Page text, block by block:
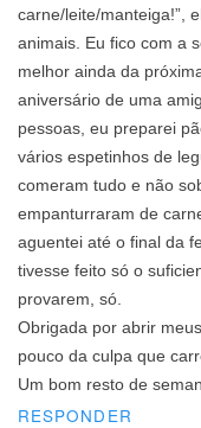
carne/leite/manteiga!”,
animais. Eu fico com a
melhor ainda da
aniversário de uma
pessoas, eu preparei
vários espetinhos de
comeram tudo e não
empanturraram de
aguentei até o final da
tivesse feito só o
provarem, só.
Obrigada por abrir
pouco da culpa que
Um bom resto de
RESPONDER